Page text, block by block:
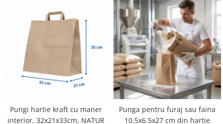
Pungi hartie kraft cu maner
interior, 32x21x33cm, NATUR
Punga pentru furaj sau faina
10.5x6.5x27 cm din hartie